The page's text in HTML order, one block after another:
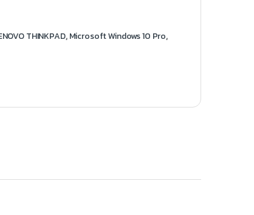
THINKPAD,Microsoft Windows 10 Pro,